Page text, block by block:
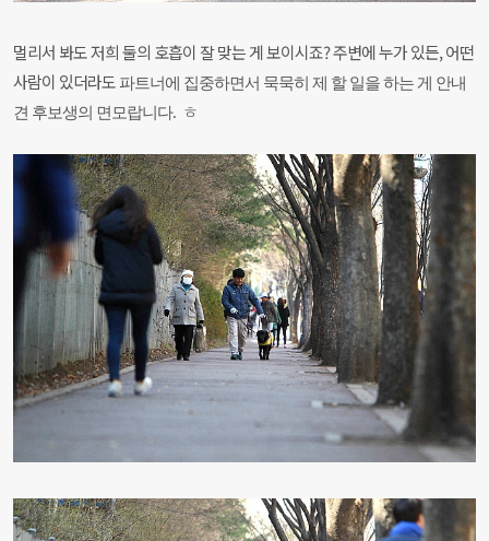
멀리서 봐도 저희 둘의 호흡이 잘 맞는 게 보이시죠? 주변에 누가 있든, 어떤
사람이 있더라도 파트너에 집중하면서 묵묵히 제 할 일을 하는 게 안내
견 후보생의 면모랍니다. ㅎ